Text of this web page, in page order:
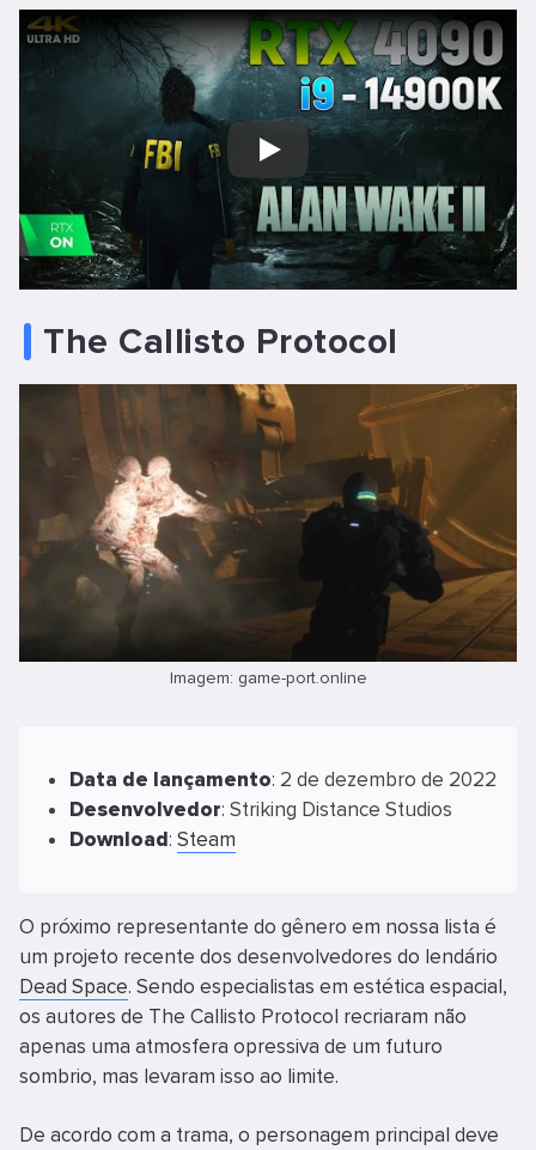
Play
The Callisto Protocol
Imagem: game-port.online
Data de lançamento: 2 de dezembro de 2022
Desenvolvedor: Striking Distance Studios
Download: Steam
O próximo representante do gênero em nossa lista é
um projeto recente dos desenvolvedores do lendário
Dead Space. Sendo especialistas em estética espacial,
os autores de The Callisto Protocol recriaram não
apenas uma atmosfera opressiva de um futuro
sombrio, mas levaram isso ao limite.
De acordo com a trama, o personagem principal deve